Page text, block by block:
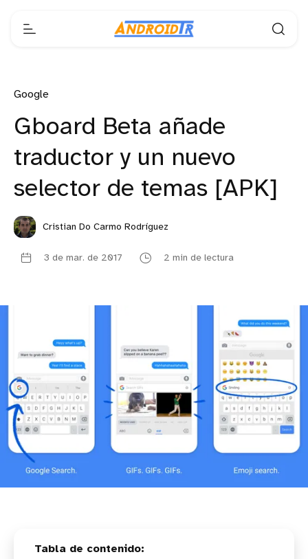
Google
Gboard Beta añade
traductor y un nuevo
selector de temas [APK]
Cristian Do Carmo Rodríguez
3 de mar. de 2017 2 min de lectura